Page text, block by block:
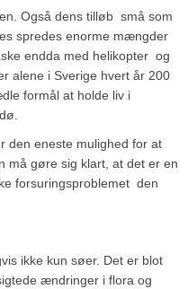
Også dens tilløb ­ små som
spredes enorme mængder
endda med helikopter ­ og
alene i Sverige hvert år 200
formål at holde liv i
den eneste mulighed for at
må gøre sig klart, at det er en
forsuringsproblemet ­ den
ikke kun søer. Det er blot
ændringer i flora og